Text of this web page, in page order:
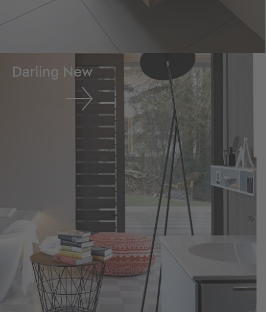
Darling New